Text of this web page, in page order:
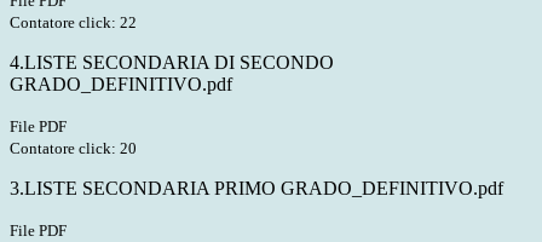
Contatore click: 22
4.LISTE SECONDARIA DI SECONDO
GRADO_DEFINITIVO.pdf
File PDF
Contatore click: 20
3.LISTE SECONDARIA PRIMO GRADO_DEFINITIVO.pdf
File PDF